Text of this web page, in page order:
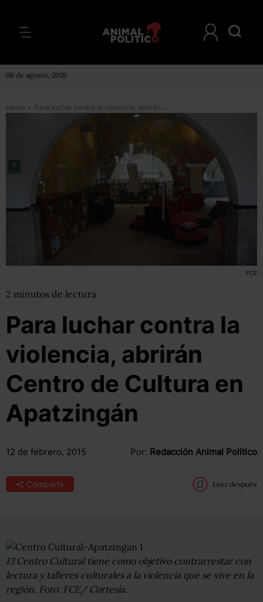
06 de agosto, 2026
Home > Para luchar contra la violencia, abrirán Centro de Cultura en Apatzingán
FCE
2 minutos de lectura
Para luchar contra la
violencia, abrirán
Centro de Cultura en
Apatzingán
12 de febrero, 2015 Por: Redacción Animal Político
Compartir Leer después
El Centro Cultural tiene como objetivo contrarrestar con
lectura y talleres culturales a la violencia que se vive en la
región. Foto: FCE/ Cortesía.